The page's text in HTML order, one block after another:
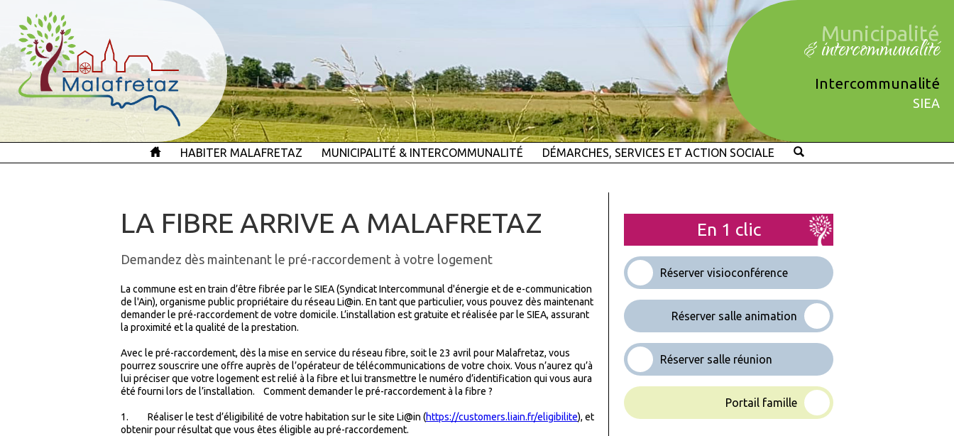
Municipalité
& intercommunalité
Intercommunalité
SIEA
HABITER MALAFRETAZ MUNICIPALITÉ & INTERCOMMUNALITÉ DÉMARCHES, SERVICES ET ACTION SOCIALE
LA FIBRE ARRIVE A MALAFRETAZ
Demandez dès maintenant le pré-raccordement à votre logement
La commune est en train d’être fibrée par le SIEA (Syndicat Intercommunal d'énergie et de e-communication
de l'Ain), organisme public propriétaire du réseau Li@in. En tant que particulier, vous pouvez dès maintenant
demander le pré-raccordement de votre domicile. L’installation est gratuite et réalisée par le SIEA, assurant
la proximité et la qualité de la prestation.
Avec le pré-raccordement, dès la mise en service du réseau fibre, soit le 23 avril pour Malafretaz, vous
pourrez souscrire une offre auprès de l’opérateur de télécommunications de votre choix. Vous n’aurez qu’à
lui préciser que votre logement est relié à la fibre et lui transmettre le numéro d’identification qui vous aura
été fourni lors de l’installation. Comment demander le pré-raccordement à la fibre ?
1. Réaliser le test d’éligibilité de votre habitation sur le site Li@in (https://customers.liain.fr/eligibilite), et
obtenir pour résultat que vous êtes éligible au pré-raccordement.
En 1 clic
Réserver visioconférence
Réserver salle animation
Réserver salle réunion
Portail famille